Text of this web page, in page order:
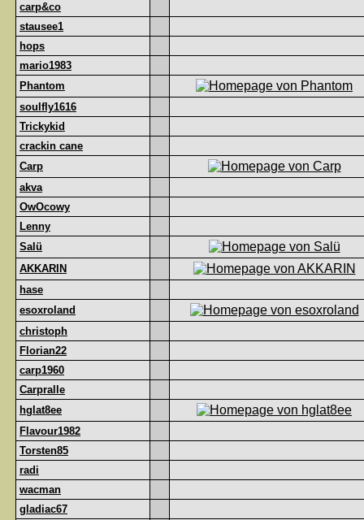
carp&co
stausee1
hops
mario1983
Phantom
soulfly1616
Trickykid
crackin cane
Carp
akva
OwOcowy
Lenny
Salü
AKKARIN
hase
esoxroland
christoph
Florian22
carp1960
Carpralle
hglat8ee
Flavour1982
Torsten85
radi
wacman
gladiac67